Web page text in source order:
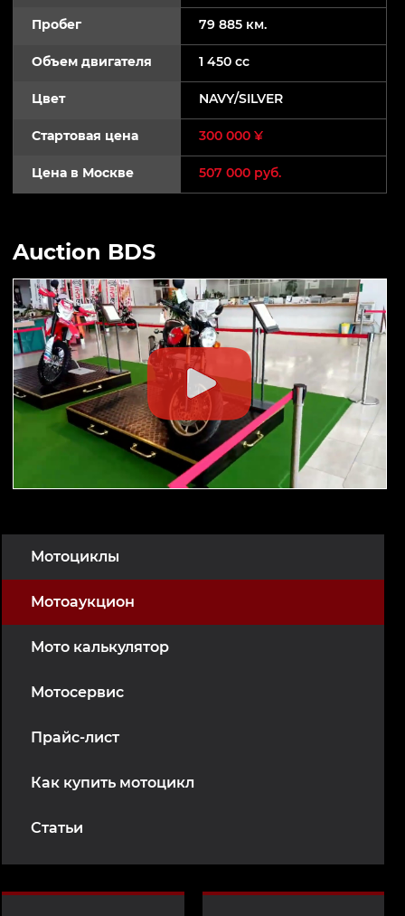
Мотоциклы
Мотоаукцион
Мото калькулятор
Мотосервис
Прайс-лист
Как купить мотоцикл
Статьи
Пробег 79 885 км.
Объем двигателя 1 450 cc
Цвет NAVY/SILVER
Стартовая цена 300 000 ¥
Цена в Москве 507 000 руб.
Auction BDS